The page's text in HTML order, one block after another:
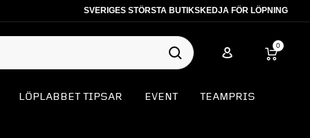
SVERIGES STÖRSTA BUTIKSKEDJA FÖR LÖPNING
0
LÖPLABBET TIPSAR EVENT TEAMPRIS